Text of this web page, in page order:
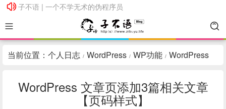
子不语 | 一个不学无术的伪程序员
子不语 | 一个不学无术的伪程序员
当前位置： 个人日志 / WordPress / WP功能 / WordPress
WordPress 文章页添加3篇相关文章
【页码样式】